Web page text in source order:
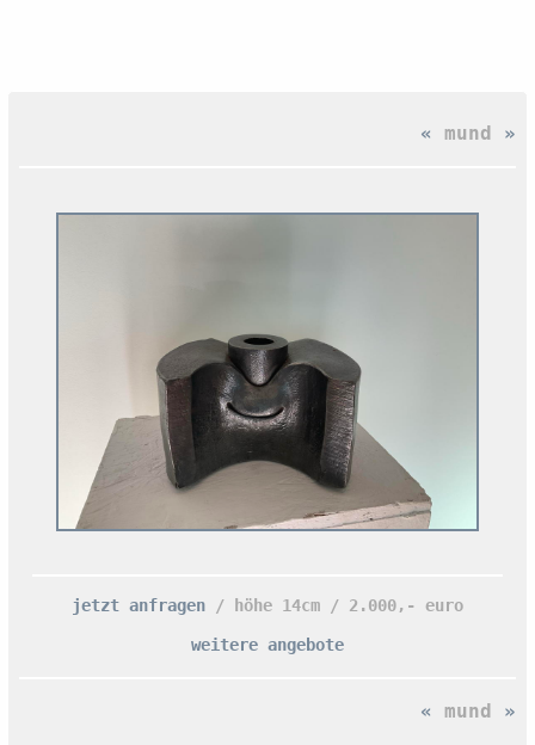
« mund »
jetzt anfragen/ höhe 14cm / 2.000,- euro
weitere angebote
« mund »